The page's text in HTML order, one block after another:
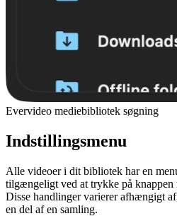
Evervideo mediebibliotek søgning
Indstillingsmenu
Alle videoer i dit bibliotek har en
tilgængeligt ved at trykke på
Disse handlinger varierer afhængigt
en del af en samling.